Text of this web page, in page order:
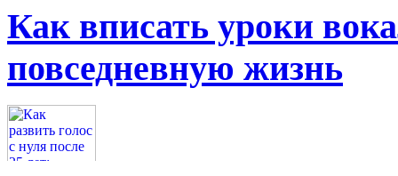
Как вписать уроки
повседневную жизнь